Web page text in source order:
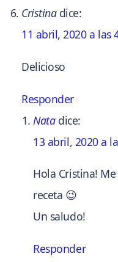
Cristina dice:
11 abril, 2020 a las
Delicioso
Responder
Nata dice:
13 abril, 2020 a
Hola Cristina!
receta 😉
Un saludo!
Responder